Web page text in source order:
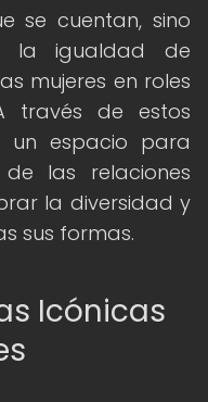
se cuentan, sino
la igualdad de
mujeres en roles
través de estos
un espacio para
las relaciones
la diversidad y
sus formas.
Icónicas